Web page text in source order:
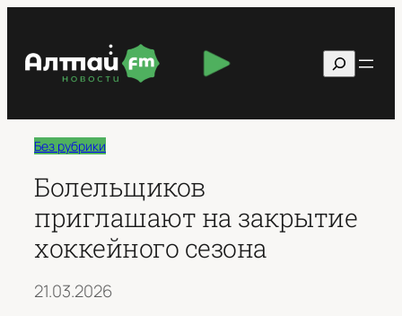
содержимому
Поиск
Без рубрики
Болельщиков
приглашают на закрытие
хоккейного сезона
21.03.2026